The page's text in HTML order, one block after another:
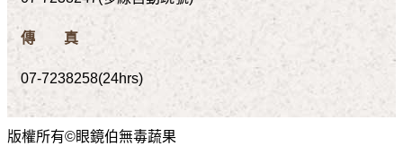
傳 真
07-7238258(24hrs)
版權所有©眼鏡伯無毒蔬果